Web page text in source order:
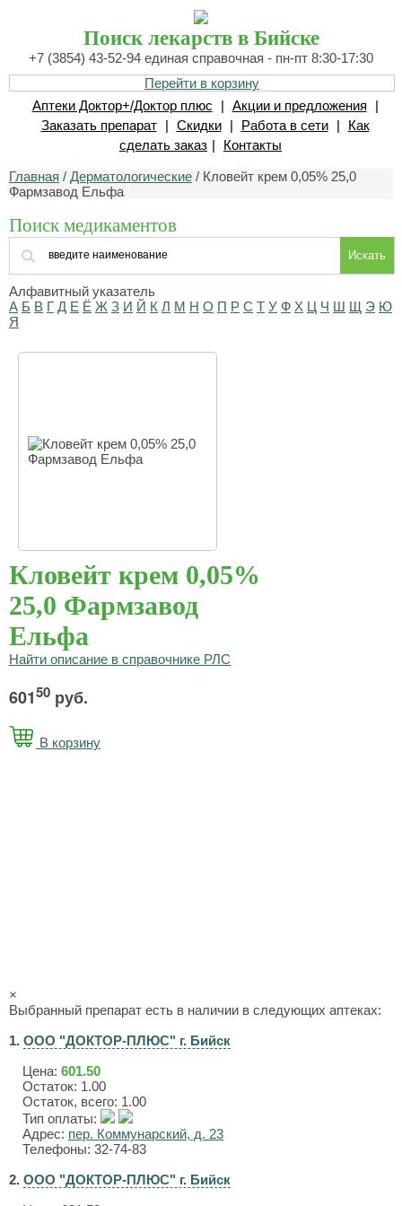
Поиск лекарств в Бийске
+7 (3854) 43-52-94 единая справочная - пн-пт 8:30-17:30
Перейти в корзину
Аптеки Доктор+/Доктор плюс
| Акции и предложения
|
Заказать препарат
| Скидки | Работа в сети |
Как
сделать заказ | Контакты
Главная / Дерматологические / Кловейт крем 0,05% 25,0
Фармзавод Ельфа
Поиск медикаментов
Искать
Алфавитный указатель
А Б В Г Д Е Ё Ж З И Й К Л М Н О П Р С Т У Ф Х Ц Ч Ш Щ Э Ю
Я
Кловейт крем 0,05%
25,0 Фармзавод
Ельфа
Найти описание в справочнике РЛС
60150 руб.
В корзину
×
Выбранный препарат есть в наличии в следующих аптеках:
1. ООО "ДОКТОР-ПЛЮС" г. Бийск
Цена: 601.50
Остаток: 1.00
Остаток, всего: 1.00
Тип оплаты:
Адрес: пер. Коммунарский, д. 23
Телефоны: 32-74-83
2. ООО "ДОКТОР-ПЛЮС" г. Бийск